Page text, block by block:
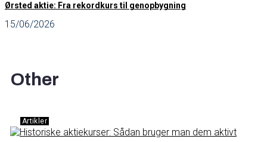
Ørsted aktie: Fra rekordkurs til genopbygning
15/06/2026
Other
Artikler